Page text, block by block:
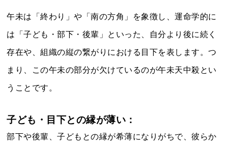
午未は「終わり」や「南の方角」を象徴し、運命学的に
は「子ども・部下・後輩」といった、自分より後に続く
存在や、組織の縦の繋がりにおける目下を表します。つ
まり、この午未の部分が欠けているのが午未天中殺とい
うことです。
子ども・目下との縁が薄い：
部下や後輩、子どもとの縁が希薄になりがちで、彼らか